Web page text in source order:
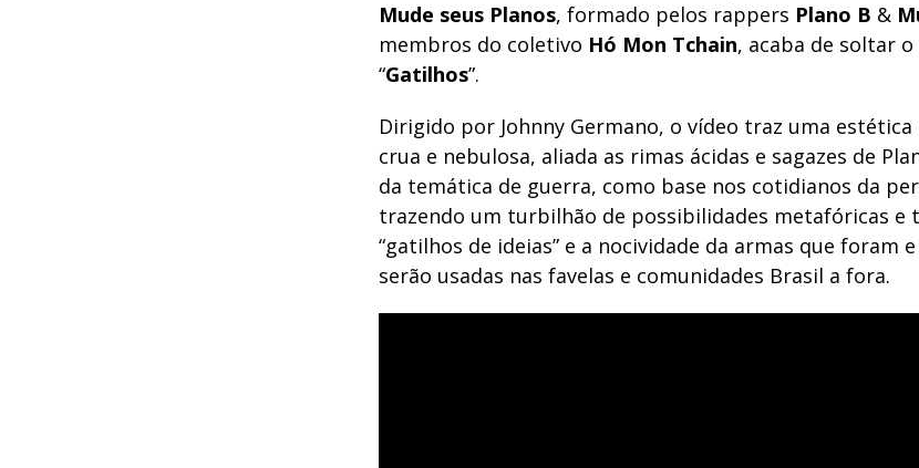
Mude seus Planos, formado pelos rappers Plano B &
membros do coletivo Hó Mon Tchain, acaba de soltar
“Gatilhos”.
Dirigido por Johnny Germano, o vídeo traz uma
crua e nebulosa, aliada as rimas ácidas e sagazes de
da temática de guerra, como base nos cotidianos da
trazendo um turbilhão de possibilidades metafóricas e
“gatilhos de ideias” e a nocividade da armas que foram
serão usadas nas favelas e comunidades Brasil a fora.